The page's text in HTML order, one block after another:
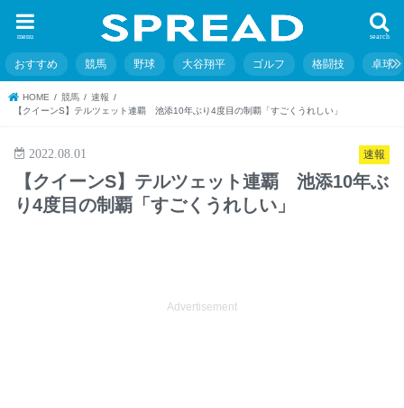
search
menu
おすすめ 競馬 野球 大谷翔平 ゴルフ 格闘技 卓球
HOME 競馬
速報
【クイーンS】テルツェット連覇 池添10年ぶり4度目の制覇「すごくうれしい」
速報
2022.08.01
【クイーンS】テルツェット連覇 池添10年ぶ
り4度目の制覇「すごくうれしい」
Advertisement